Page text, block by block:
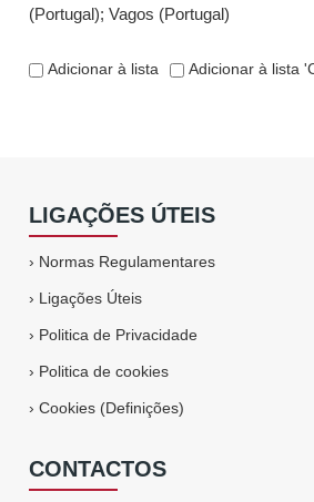
(Portugal);Vagos (Portugal)
Adicionar à lista Adicionar à lista
LIGAÇÕES ÚTEIS
› Normas Regulamentares
› Ligações Úteis
› Politica de Privacidade
› Politica de cookies
›Cookies (Definições)
CONTACTOS